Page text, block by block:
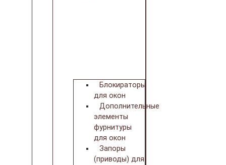
Блокираторы
для окон
Дополнительные
элементы
фурнитуры
для окон
Запоры
(приводы) для